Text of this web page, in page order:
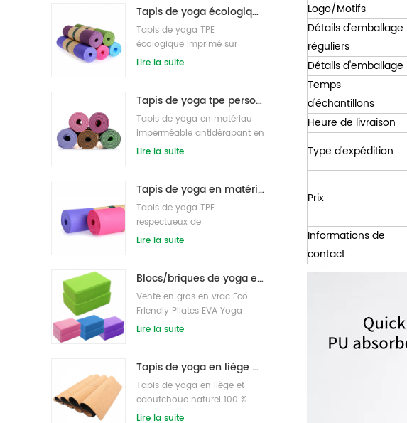
Tapis de yoga écologique breveté non toxique en gros TPE en provenance de Chine
Tapis de yoga TPE
écologique imprimé sur
mesure
Lire la suite
Tapis de yoga tpe personnalisé de haute qualité de vente chaude de Chine
Tapis de yoga en matériau
imperméable antidérapant en
tpe écologique en gros
Lire la suite
Tapis de yoga en matériau imperméable antidérapant TPE écologique en gros
Tapis de yoga TPE
respectueux de
l'environnement de marque
Lire la suite
Blocs/briques de yoga en mousse EVA naturelle avec logo personnalisé en gros de nouveau style
Vente en gros en vrac Eco
Friendly Pilates EVA Yoga
Block s/Bricks
Lire la suite
Tapis de yoga en liège de marque privée OEM avec un design personnalisé
Tapis de yoga en liège et
caoutchouc naturel 100 %
écologique
Lire la suite
Logo/Motifs
Détails d'emballage
réguliers
Détails d'emballage
Temps
d'échantillons
Heure de livraison
Type d'expédition
Prix
Informations de
contact